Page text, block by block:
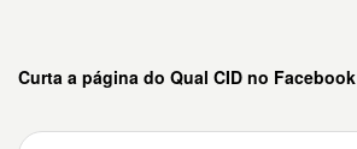
Curta a página do Qual CID no Facebook